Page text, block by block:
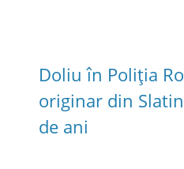
Doliu în Poliția
originar din
de ani